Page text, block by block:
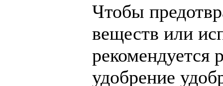
Чтобы
веществ или
рекомендуется
удобрение